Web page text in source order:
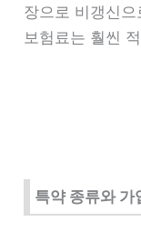
장으로 비갱신
보험료는 훨씬
특약 종류와 가